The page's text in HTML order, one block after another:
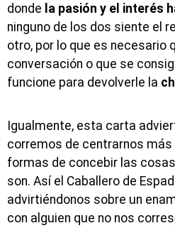
donde la pasión y el interés
ninguno de los dos siente el
otro, por lo que es necesario
conversación o que se
funcione para devolverle la
Igualmente, esta carta
corremos de centrarnos
formas de concebir las
son. Así el Caballero de
advirtiéndonos sobre un
con alguien que no nos